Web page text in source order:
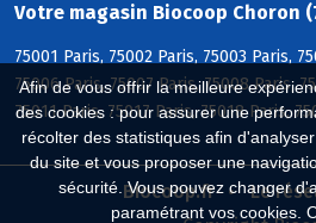
Afin de vous offrir la meilleure
des cookies : pour assurer une
récolter des statistiques afin
du site et vous proposer une
sécurité. Vous pouvez changer
paramétrant vos cookies.
Votre magasin Biocoop Choron
75001 Paris, 75002 Paris, 75003 Paris,
75006 Paris, 75007 Paris, 75008 Paris,
75011 Paris, 75017 Paris, 75018 Paris,
Biocoop.fr
Le